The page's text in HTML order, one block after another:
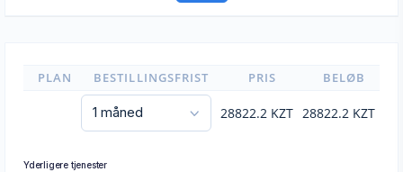
PLAN BESTILLINGSFRIST PRIS BELØB
28822.2 KZT 28822.2 KZT
Yderligere tjenester